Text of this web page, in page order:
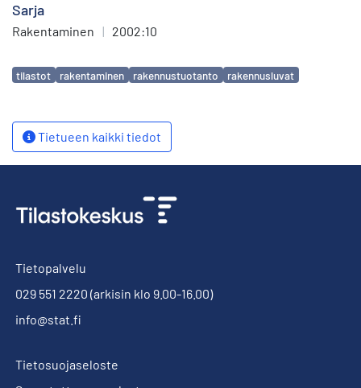
Sarja
Rakentaminen | 2002:10
Avainsanat
tilastot rakentaminen rakennustuotanto rakennusluvat
Tietueen kaikki tiedot
Tietopalvelu
029 551 2220 (arkisin klo 9.00-16.00)
info@stat.fi
Tietosuojaseloste